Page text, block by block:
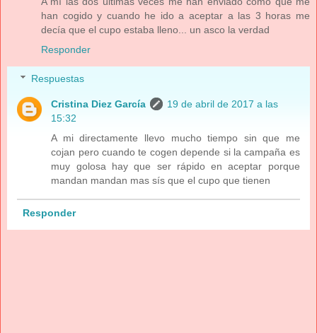
han cogido y cuando he ido a aceptar a las 3 horas me
decía que el cupo estaba lleno... un asco la verdad
Responder
Respuestas
Cristina Diez García
19 de abril de 2017 a las
15:32
A mi directamente llevo mucho tiempo sin que me
cojan pero cuando te cogen depende si la campaña es
muy golosa hay que ser rápido en aceptar porque
mandan mandan mas sís que el cupo que tienen
Responder